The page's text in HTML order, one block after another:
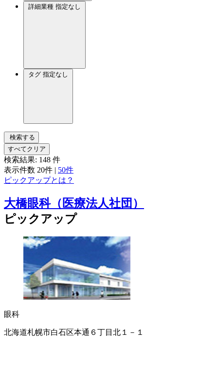
詳細業種 指定なし
タグ 指定なし
検索する
すべてクリア
検索結果: 148 件
表示件数 20件 | 50件
ピックアップとは？
大橋眼科（医療法人社団）
ピックアップ
眼科
北海道札幌市白石区本通６丁目北１－１